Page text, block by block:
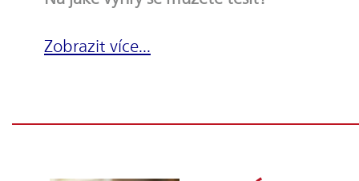
Zobrazit více...